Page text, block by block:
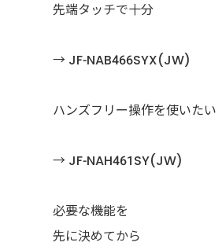
先端タッチで十分
→ JF-NAB466SYX(JW)
ハンズフリー操作を使いたい
→ JF-NAH461SY(JW)
必要な機能を
先に決めてから